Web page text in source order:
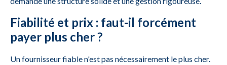
Fiabilité et prix : faut-il forcément
payer plus cher ?
Un fournisseur fiable n'est pas nécessairement le plus cher.